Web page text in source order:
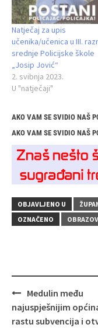
Natječaj za upis
učenika/učenica u III.
srednje Policijske škole
„Josip Jović“
2. svibnja 2023.
U "natječaji"
AKO VAM SE SVIDIO NAŠ
AKO VAM SE SVIDIO NAŠ
OBJAVLJENO U
OZNAČENO
Navigacija
objava
Medulin među
najuspješnijim
rastu subvencija i